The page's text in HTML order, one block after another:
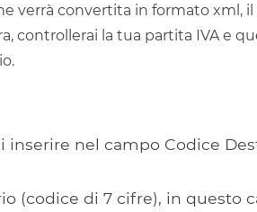
verrà convertita in formato xml,
controllerai la tua partita IVA e
inserire nel campo Codice
(codice di 7 cifre), in questo